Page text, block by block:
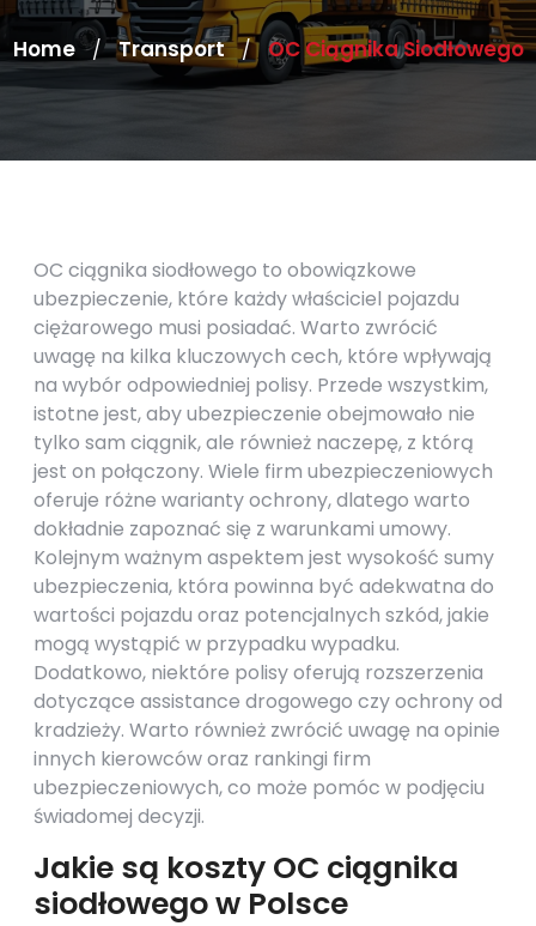
Home / Transport / OC Ciągnika Siodłowego
OC ciągnika siodłowego to obowiązkowe
ubezpieczenie, które każdy właściciel pojazdu
ciężarowego musi posiadać. Warto zwrócić
uwagę na kilka kluczowych cech, które wpływają
na wybór odpowiedniej polisy. Przede wszystkim,
istotne jest, aby ubezpieczenie obejmowało nie
tylko sam ciągnik, ale również naczepę, z którą
jest on połączony. Wiele firm ubezpieczeniowych
oferuje różne warianty ochrony, dlatego warto
dokładnie zapoznać się z warunkami umowy.
Kolejnym ważnym aspektem jest wysokość sumy
ubezpieczenia, która powinna być adekwatna do
wartości pojazdu oraz potencjalnych szkód, jakie
mogą wystąpić w przypadku wypadku.
Dodatkowo, niektóre polisy oferują rozszerzenia
dotyczące assistance drogowego czy ochrony od
kradzieży. Warto również zwrócić uwagę na opinie
innych kierowców oraz rankingi firm
ubezpieczeniowych, co może pomóc w podjęciu
świadomej decyzji.
Jakie są koszty OC ciągnika
siodłowego w Polsce